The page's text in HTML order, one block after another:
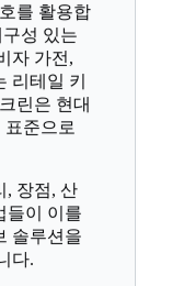
를 활용합
성 있는
자 가전,
리테일 키
린은 현대
준으로
, 장점, 산
들이 이를
솔루션을
다.